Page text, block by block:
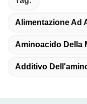
Alimentazione Ad
Aminoacido Della
Additivo